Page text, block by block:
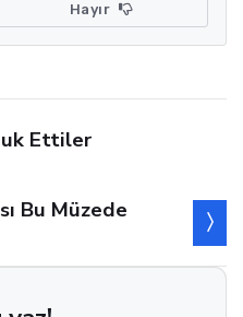
Hayır
Ettiler
Bu Müzede